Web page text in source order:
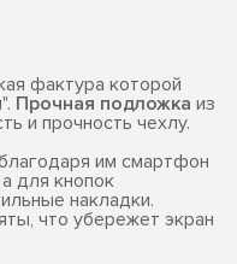
фактура которой
Прочная подложка из
и прочность чехлу.
им смартфон
для кнопок
накладки.
что убережет экран